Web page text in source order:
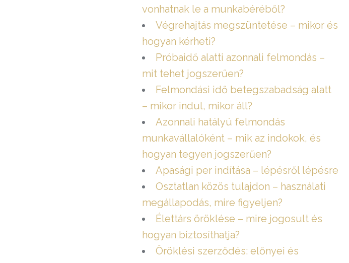
vonhatnak le a munkabéréből?
Végrehajtás megszüntetése – mikor és
hogyan kérheti?
Próbaidő alatti azonnali felmondás –
mit tehet jogszerűen?
Felmondási idő betegszabadság alatt
– mikor indul, mikor áll?
Azonnali hatályú felmondás
munkavállalóként – mik az indokok, és
hogyan tegyen jogszerűen?
Apasági per indítása – lépésről lépésre
Osztatlan közös tulajdon – használati
megállapodás, mire figyeljen?
Élettárs öröklése – mire jogosult és
hogyan biztosíthatja?
Öröklési szerződés: előnyei és